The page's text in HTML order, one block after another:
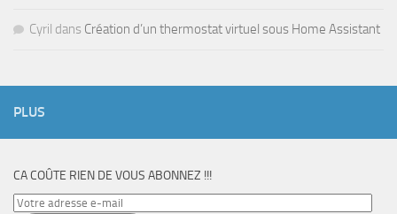
Cyril dans Création d’un thermostat virtuel sous Home Assistant
PLUS
CA COÛTE RIEN DE VOUS ABONNEZ !!!
Votre